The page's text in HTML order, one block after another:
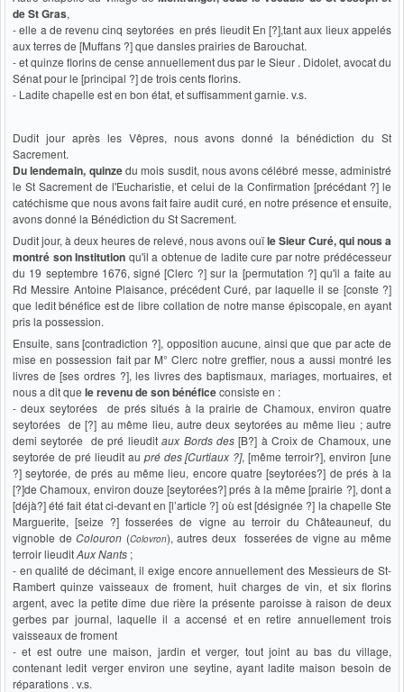
de St Gras,
- elle a de revenu cinq seytorées en prés lieudit En [?],tant aux lieux appelés
aux terres de [Muffans ?] que dansles prairies de Barouchat.
- et quinze florins de cense annuellement dus par le Sieur . Didolet, avocat du
Sénat pour le [principal ?] de trois cents florins.
- Ladite chapelle est en bon état, et suffisamment garnie. v.s.
Dudit jour après les Vêpres, nous avons donné la bénédiction du St
Sacrement.
Du lendemain, quinzedu mois susdit, nous avons célébré messe, administré
le St Sacrement de l'Eucharistie, et celui de la Confirmation [précédant ?] le
catéchisme que nous avons fait faire audit curé, en notre présence et ensuite,
avons donné la Bénédiction du St Sacrement.
Dudit jour, à deux heures de relevé, nous avons ouïle Sieur Curé, qui nous a
montré son Institution qu'il a obtenue de ladite cure par notre prédécesseur
du 19 septembre 1676, signé [Clerc ?] sur la [permutation ?] qu'il a faite au
Rd Messire Antoine Plaisance, précédent Curé, par laquelle il se [conste ?]
que ledit bénéfice est de libre collation de notre manse épiscopale, en ayant
pris la possession.
Ensuite, sans [contradiction ?], opposition aucune, ainsi que que par acte de
mise en possession fait par M° Clerc notre greffier, nous a aussi montré les
livres de [ses ordres ?], les livres des baptismaux, mariages, mortuaires, et
nous a dit que le revenu de son bénéficeconsiste en :
- deux seytorées de prés situés à la prairie de Chamoux, environ quatre
seytorées de [?] au même lieu, autre deux seytorées au même lieu ; autre
demi seytorée de pré lieuditaux Bords des[B?] à Croix de Chamoux, une
seytorée de pré lieudit au pré des [Curtiaux ?], [même terroir?], environ [une
?] seytorée, de prés au même lieu, encore quatre [seytorées?] de prés à la
[?]de Chamoux, environ douze [seytorées?] prés à la même [prairie ?], dont a
[déjà?] été fait état ci-devant en [l’article ?] où est [désignée ?] la chapelle Ste
Marguerite, [seize ?] fosserées de vigne au terroir du Châteauneuf, du
vignoble deColouron (Colovron), autres deux fosserées de vigne au même
terroir lieuditAux Nants ;
- en qualité de décimant, il exige encore annuellement des Messieurs de St-
Rambert quinze vaisseaux de froment, huit charges de vin, et six florins
argent, avec la petite dîme due rière la présente paroisse à raison de deux
gerbes par journal, laquelle il a accensé et en retire annuellement trois
vaisseaux de froment
- et est outre une maison, jardin et verger, tout joint au bas du village,
contenant ledit verger environ une seytine, ayant ladite maison besoin de
réparations . v.s.